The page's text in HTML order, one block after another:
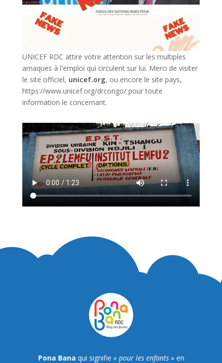
UNICEF RDC attire votre attention sur les multiples
arnaques à l'emploi qui circulent sur lui. Merci de visiter
le site officiel, unicef.org, ou encore le site pays,
https://www.unicef.org/drcongo/pour toute
information le concernant.
Pona Bana qui signifie « pour les enfants » en